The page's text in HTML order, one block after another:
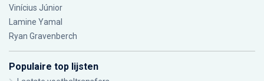
Vinícius Júnior
Lamine Yamal
Ryan Gravenberch
Populaire top lijsten